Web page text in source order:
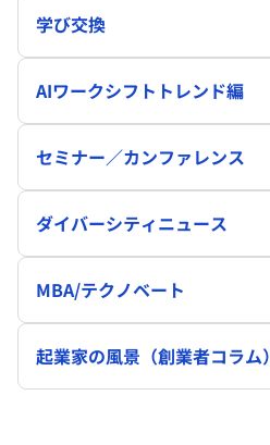
学び交換
AIワークシフトトレンド編
セミナー／カンファレンス
ダイバーシティニュース
MBA/テクノベート
起業家の風景（創業者コラム）